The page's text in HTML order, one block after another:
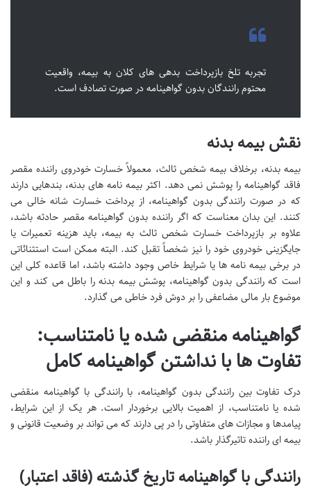
تجربه تلخ بازپرداخت بدهی های کلان به بیمه، واقعیت
محتوم رانندگان بدون گواهینامه در صورت تصادف است.
نقش بیمه بدنه
بیمه بدنه، برخلاف بیمه شخص ثالث، معمولاً خسارت خودروی راننده مقصر
فاقد گواهینامه را پوشش نمی دهد. اکثر بیمه نامه های بدنه، بندهایی دارند
که در صورت رانندگی بدون گواهینامه، از پرداخت خسارت شانه خالی می
کنند. این بدان معناست که اگر راننده بدون گواهینامه مقصر حادثه باشد،
علاوه بر بازپرداخت خسارت شخص ثالث به بیمه، باید هزینه تعمیرات یا
جایگزینی خودروی خود را نیز شخصاً تقبل کند. البته ممکن است استثنائاتی
در برخی بیمه نامه ها یا شرایط خاص وجود داشته باشد، اما قاعده کلی این
است که رانندگی بدون گواهینامه، پوشش بیمه بدنه را باطل می کند و این
موضوع بار مالی مضاعفی را بر دوش فرد خاطی می گذارد.
گواهینامه منقضی شده یا نامتناسب:
تفاوت ها با نداشتن گواهینامه کامل
درک تفاوت بین رانندگی بدون گواهینامه، با رانندگی با گواهینامه منقضی
شده یا نامتناسب، از اهمیت بالایی برخوردار است. هر یک از این شرایط،
پیامدها و مجازات های متفاوتی را در پی دارند که می تواند بر وضعیت قانونی و
بیمه ای راننده تاثیرگذار باشد.
رانندگی با گواهینامه تاریخ گذشته (فاقد اعتبار)